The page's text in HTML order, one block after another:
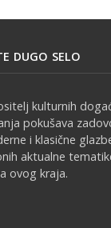
DUGO SELO
kulturnih
pokušava
i klasične
aktualne
ovog kraja.